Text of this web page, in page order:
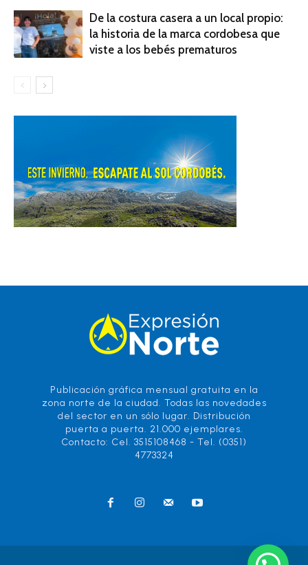
De la costura casera a un local propio:
la historia de la marca cordobesa que
viste a los bebés prematuros
Publicación gráfica mensual gratuita en la
zona norte de la ciudad. Todas las novedades
del sector en un sólo lugar. Distribución
puerta a puerta. 21.000 ejemplares.
Contacto: Cel. 3515108468 - Tel. (0351)
4773324